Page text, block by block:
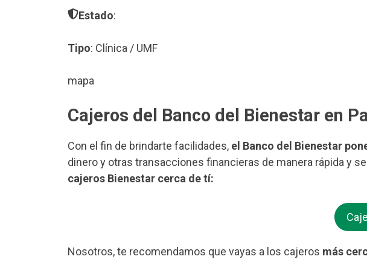
Estado:
Tipo: Clínica / UMF
mapa
Cajeros del Banco del Bienestar en
Con el fin de brindarte facilidades, el Banco del Bienestar
dinero y otras transacciones financieras de manera rápida y
cajeros Bienestar cerca de tí:
Nosotros, te recomendamos que vayas a los cajeros más